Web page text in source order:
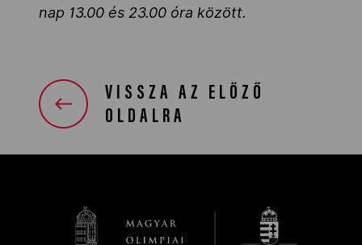
nap 13.00 és 23.00 óra között.
VISSZA AZ ELŐZŐ
OLDALRA